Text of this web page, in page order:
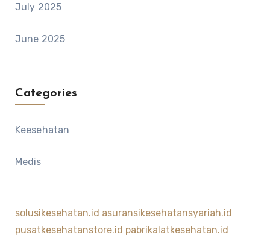
July 2025
June 2025
Categories
Keesehatan
Medis
solusikesehatan.id asuransikesehatansyariah.id
pusatkesehatanstore.id pabrikalatkesehatan.id